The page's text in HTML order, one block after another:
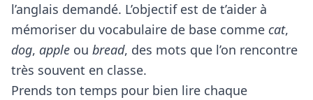
l’anglais demandé. L’objectif est de t’aider à
mémoriser du vocabulaire de base comme cat,
dog, apple ou bread, des mots que l’on rencontre
très souvent en classe.
Prends ton temps pour bien lire chaque